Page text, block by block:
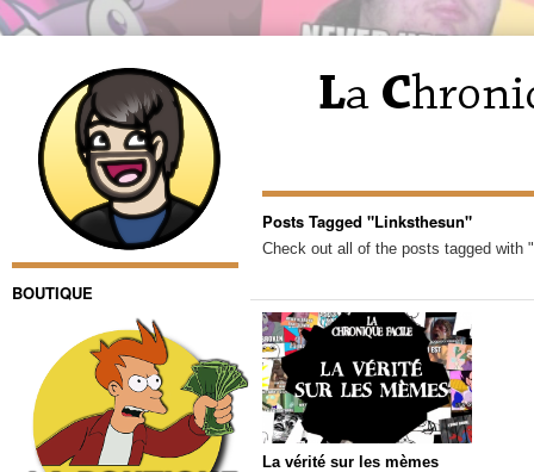
BOUTIQUE
Posts Tagged "Linksthesun"
Check out all of the posts tagged with
La vérité sur les mèmes